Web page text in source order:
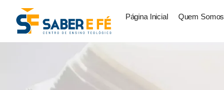
Página Inicial Quem Somos